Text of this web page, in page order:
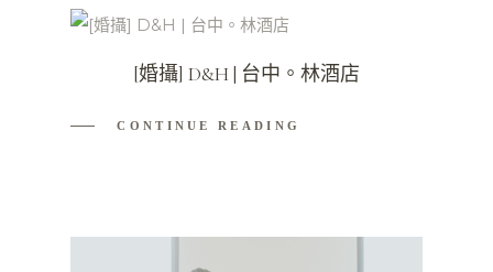
[婚攝] D&H | 台中。林酒店
CONTINUE READING